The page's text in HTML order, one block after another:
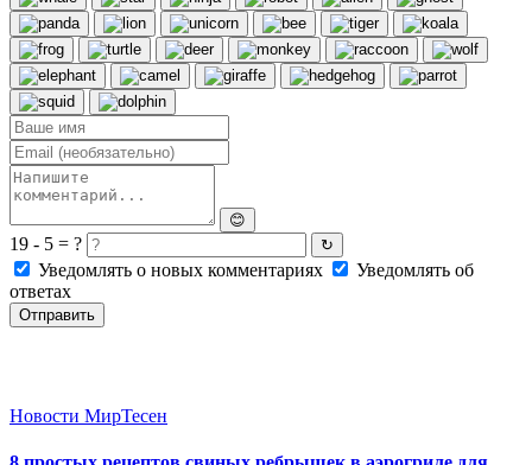
😊
19 - 5 = ? ↻
Уведомлять о новых комментариях
Уведомлять об
ответах
Отправить
Новости МирТесен